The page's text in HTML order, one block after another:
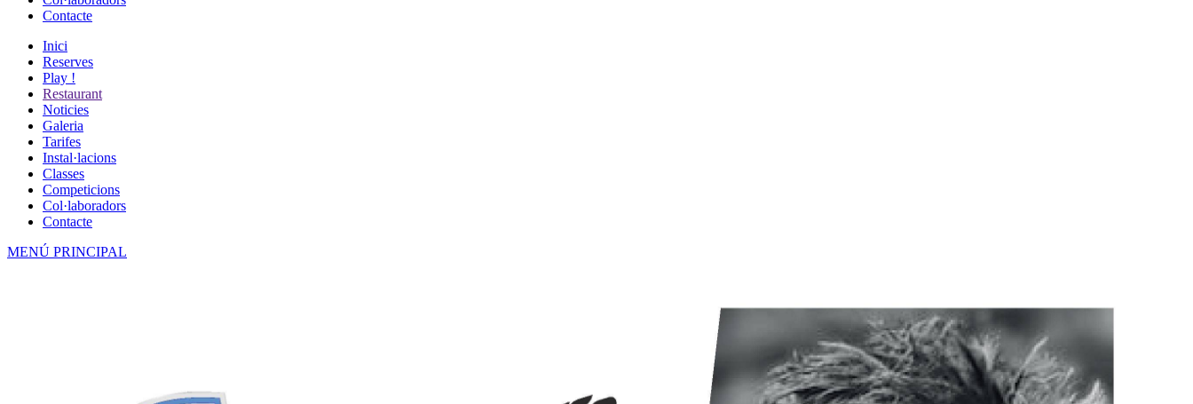
Contacte
Inici
Reserves
Play !
Restaurant
Noticies
Galeria
Tarifes
Instal·lacions
Classes
Competicions
Col·laboradors
Contacte
MENÚ PRINCIPAL